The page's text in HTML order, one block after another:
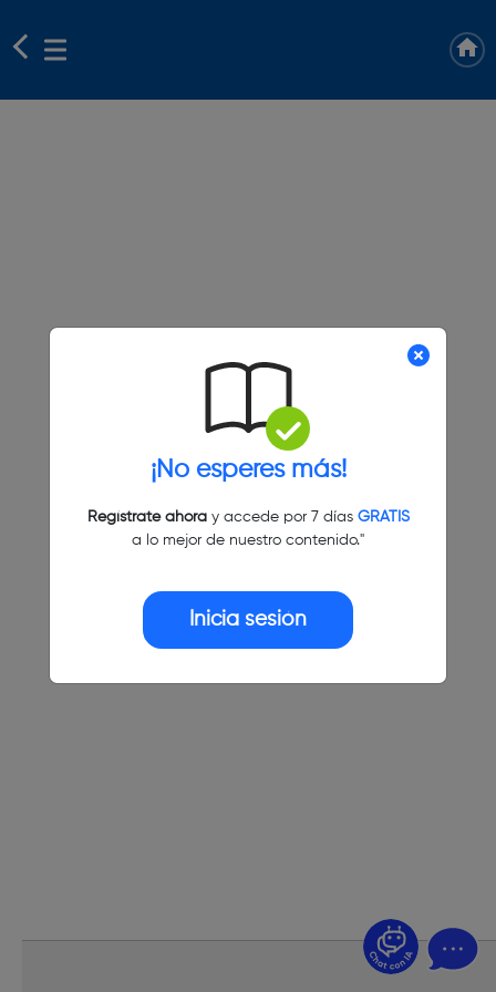
¡No esperes más!
Regístrate ahoray accede por 7 días GRATIS
a lo mejor de nuestro contenido."
Inicia sesión